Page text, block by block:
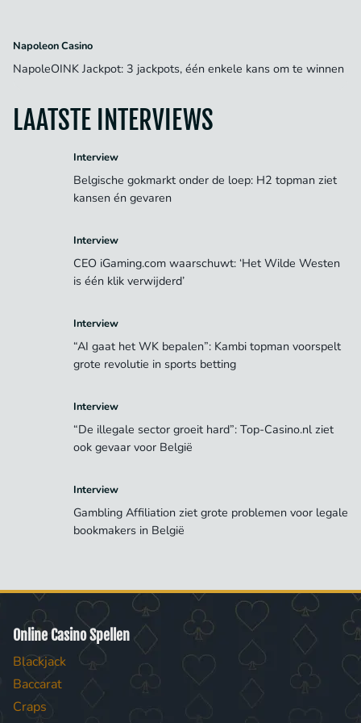
Napoleon Casino
NapoleOINK Jackpot: 3 jackpots, één enkele kans om te winnen
LAATSTE INTERVIEWS
Interview
Belgische gokmarkt onder de loep: H2 topman ziet
kansen én gevaren
Interview
CEO iGaming.com waarschuwt: ‘Het Wilde Westen
is één klik verwijderd’
Interview
“AI gaat het WK bepalen”: Kambi topman voorspelt
grote revolutie in sports betting
Interview
“De illegale sector groeit hard”: Top-Casino.nl ziet
ook gevaar voor België
Interview
Gambling Affiliation ziet grote problemen voor legale
bookmakers in België
Online Casino Spellen
Blackjack
Baccarat
Craps